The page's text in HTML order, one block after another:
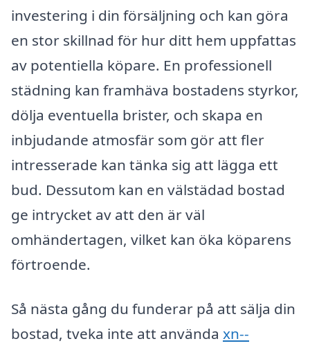
investering i din försäljning och kan göra
en stor skillnad för hur ditt hem uppfattas
av potentiella köpare. En professionell
städning kan framhäva bostadens styrkor,
dölja eventuella brister, och skapa en
inbjudande atmosfär som gör att fler
intresserade kan tänka sig att lägga ett
bud. Dessutom kan en välstädad bostad
ge intrycket av att den är väl
omhändertagen, vilket kan öka köparens
förtroende.
Så nästa gång du funderar på att sälja din
bostad, tveka inte att använda xn--